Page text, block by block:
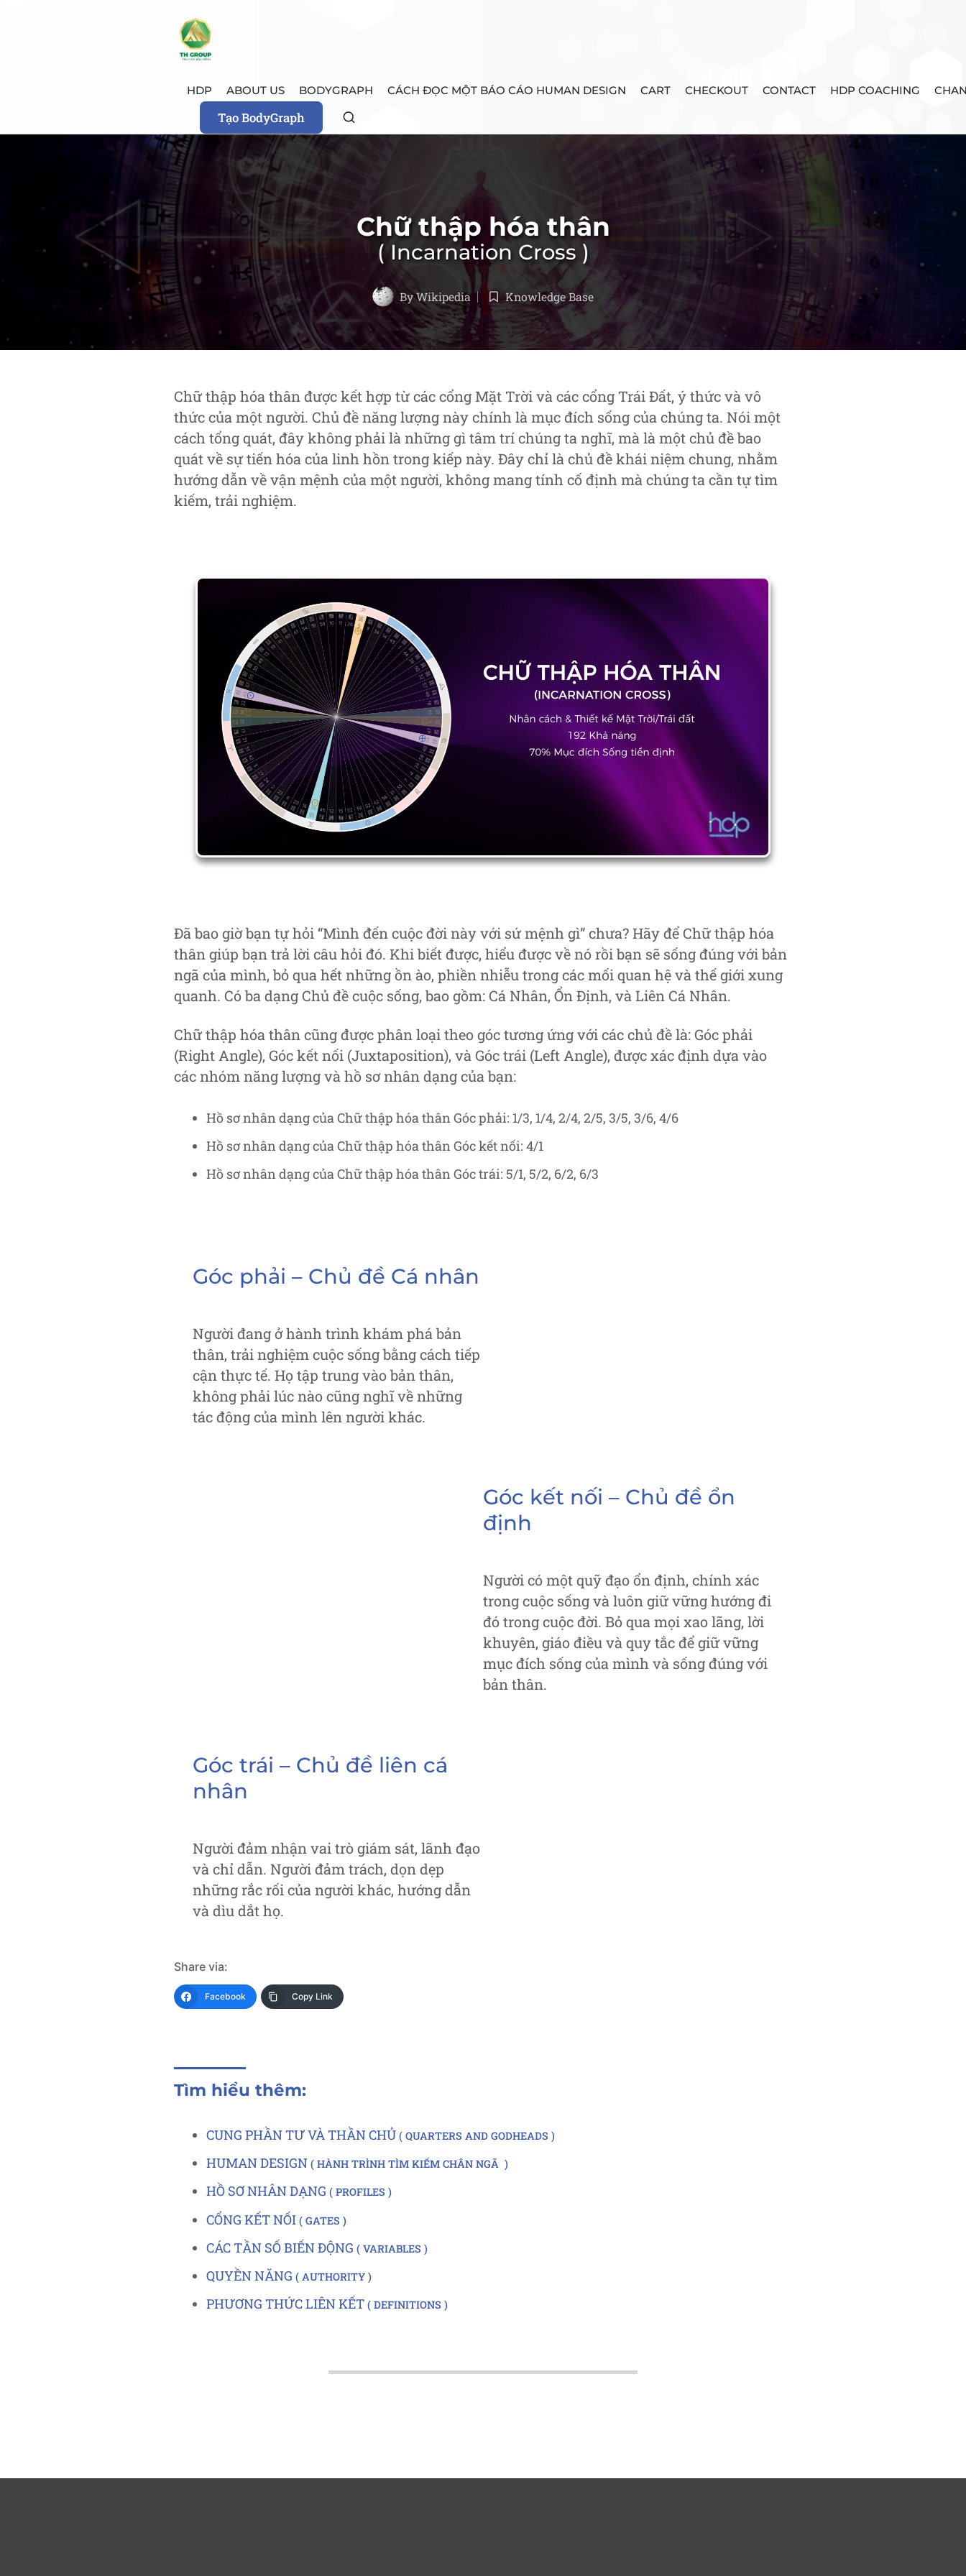
HDP ABOUT US BODYGRAPH CÁCH ĐỌC MỘT BÁO CÁO HUMAN DESIGN CART CHECKOUT CONTACT HDP COACHING
Tạo BodyGraph
Chữ thập hóa thân
Incarnation Cross
Posted
by
ByWikipedia
Posted
in
Knowledge Base
Chữ thập hóa thân được kết hợp từ các cổng Mặt Trời và các cổng Trái Đất, ý thức và vô
thức của một người. Chủ đề năng lượng này chính là mục đích sống của chúng ta. Nói một
cách tổng quát, đây không phải là những gì tâm trí chúng ta nghĩ, mà là một chủ đề bao
quát về sự tiến hóa của linh hồn trong kiếp này. Đây chỉ là chủ đề khái niệm chung, nhằm
hướng dẫn về vận mệnh của một người, không mang tính cố định mà chúng ta cần tự tìm
kiếm, trải nghiệm.
Đã bao giờ bạn tự hỏi “Mình đến cuộc đời này với sứ mệnh gì” chưa? Hãy để Chữ thập hóa
thân giúp bạn trả lời câu hỏi đó. Khi biết được, hiểu được về nó rồi bạn sẽ sống đúng với bản
ngã của mình, bỏ qua hết những ồn ào, phiền nhiễu trong các mối quan hệ và thế giới xung
quanh. Có ba dạng Chủ đề cuộc sống, bao gồm: Cá Nhân, Ổn Định, và Liên Cá Nhân.
Chữ thập hóa thân cũng được phân loại theo góc tương ứng với các chủ đề là: Góc phải
(Right Angle), Góc kết nối (Juxtaposition), và Góc trái (Left Angle), được xác định dựa vào
các nhóm năng lượng và hồ sơ nhân dạng của bạn:
Hồ sơ nhân dạng của Chữ thập hóa thân Góc phải: 1/3, 1/4, 2/4, 2/5, 3/5, 3/6, 4/6
Hồ sơ nhân dạng của Chữ thập hóa thân Góc kết nối: 4/1
Hồ sơ nhân dạng của Chữ thập hóa thân Góc trái: 5/1, 5/2, 6/2, 6/3
Góc phải – Chủ đề Cá nhân
Người đang ở hành trình khám phá bản
thân, trải nghiệm cuộc sống bằng cách tiếp
cận thực tế. Họ tập trung vào bản thân,
không phải lúc nào cũng nghĩ về những
tác động của mình lên người khác.
Góc kết nối – Chủ đề ổn
định
Người có một quỹ đạo ổn định, chính xác
trong cuộc sống và luôn giữ vững hướng đi
đó trong cuộc đời. Bỏ qua mọi xao lãng, lời
khuyên, giáo điều và quy tắc để giữ vững
mục đích sống của mình và sống đúng với
bản thân.
Góc trái – Chủ đề liên cá
nhân
Người đảm nhận vai trò giám sát, lãnh đạo
và chỉ dẫn. Người đảm trách, dọn dẹp
những rắc rối của người khác, hướng dẫn
và dìu dắt họ.
Share via:
Facebook Copy Link
Tìm hiểu thêm:
CUNG PHẦN TƯ VÀ THẦN CHỦ QUARTERS AND GODHEADS
HUMAN DESIGN HÀNH TRÌNH TÌM KIẾM CHÂN NGÃ
HỒ SƠ NHÂN DẠNG PROFILES
CỔNG KẾT NỐI GATES
CÁC TẦN SỐ BIẾN ĐỘNG VARIABLES
QUYỀN NĂNG AUTHORITY
PHƯƠNG THỨC LIÊN KẾT DEFINITIONS